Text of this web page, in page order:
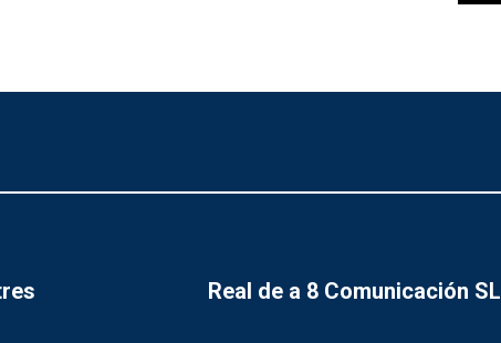
Real de a 8 Comunicación SL